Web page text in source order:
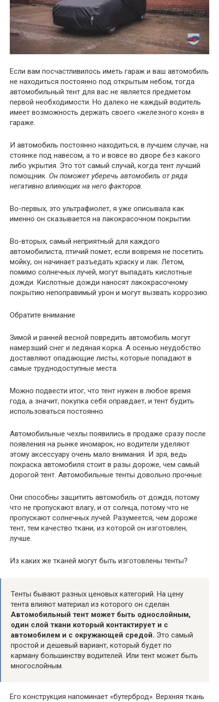
Если вам посчастливилось иметь гараж и ваш автомобиль
не находиться постоянно под открытым небом, тогда
автомобильный тент для вас не является предметом
первой необходимости. Но далеко не каждый водитель
имеет возможность держать своего «железного коня» в
гараже.
И автомобиль постоянно находиться, в лучшем случае, на
стоянке под навесом, а то и вовсе во дворе без какого
либо укрытия. Это тот самый случай, когда тент лучший
помощник. Он поможет уберечь автомобиль от ряда
негативно влияющих на него факторов.
Во-первых, это ультрафиолет, я уже описывала как
именно он сказывается на лакокрасочном покрытии.
Во-вторых, самый неприятный для каждого
автомобилиста, птичий помет, если вовремя не посетить
мойку, он начинает разъедать краску и лак. Летом,
помимо солнечных лучей, могут выпадать кислотные
дожди. Кислотные дожди наносят лакокрасочному
покрытию непоправимый урон и могут вызвать коррозию.
Обратите внимание
Зимой и ранней весной повредить автомобиль могут
намерзший снег и ледяная корка. А осенью неудобство
доставляют опадающие листы, которые попадают в
самые труднодоступные места.
Можно подвести итог, что тент нужен в любое время
года, а значит, покупка себя оправдает, и тент будить
использоваться постоянно.
Автомобильные чехлы появились в продаже сразу после
появления на рынке иномарок, но водители уделяют
этому аксессуару очень мало внимания. И зря, ведь
покраска автомобиля стоит в разы дороже, чем самый
дорогой тент. Автомобильные тенты довольно прочные.
Они способны защитить автомобиль от дождя, потому
что не пропускают влагу, и от солнца, потому что не
пропускают солнечных лучей. Разумеется, чем дороже
тент, тем качество ткани, из которой он изготовлен,
лучше.
Из каких же тканей могут быть изготовлены тенты?
Тенты бывают разных ценовых категорий. На цену
тента влияют материал из которого он сделан.
Автомобильный тент может быть однослойным,
один слой ткани который контактирует и с
автомобилем и с окружающей средой. Это самый
простой и дешевый вариант, который будет по
карману большинству водителей. Или тент может быть
многослойным.
Его конструкция напоминает «бутерброд». Верхняя ткань